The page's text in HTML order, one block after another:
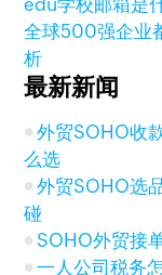
edu学校邮箱是
全球500强企业
析
最新新闻
外贸SOHO收
么选
外贸SOHO选
碰
SOHO外贸接
一人公司税务